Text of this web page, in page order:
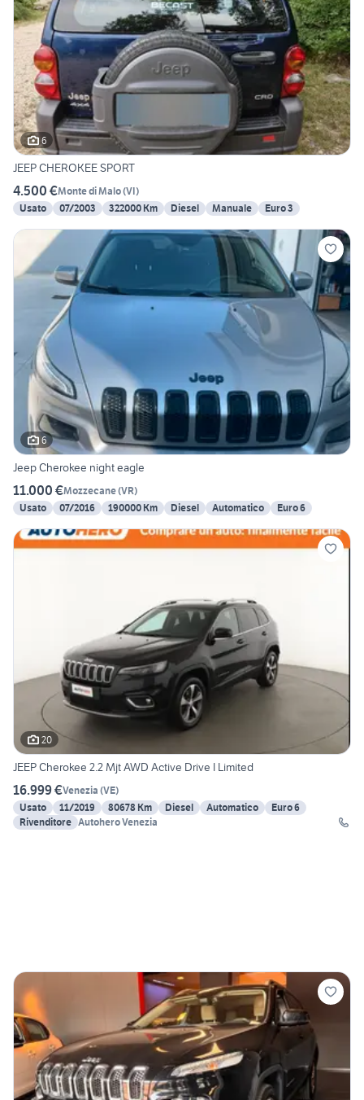
6
JEEP CHEROKEE SPORT
4.500 €Monte di Malo(VI)
Usato
07/2003 322000 Km Diesel Manuale Euro 3
6
Jeep Cherokee night eagle
11.000 €Mozzecane(VR)
Usato
07/2016 190000 Km Diesel Automatico Euro 6
20
JEEP Cherokee 2.2 Mjt AWD Active Drive I Limited
16.999 €Venezia (VE)
Usato
11/2019 80678 Km Diesel Automatico
Euro 6
Rivenditore Autohero Venezia